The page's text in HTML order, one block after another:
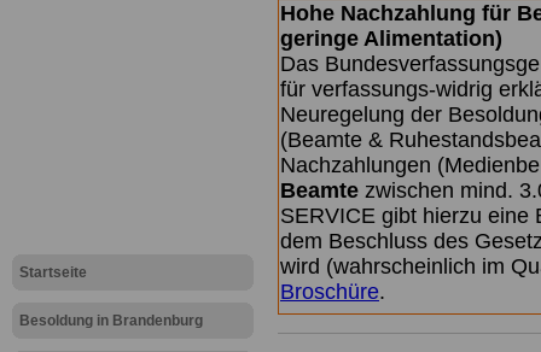
Startseite
Besoldung in Brandenburg
Hohe Nachzahlung für
geringe Alimentation)
Das
für verfassungs-widrig
Neuregelung der
(Beamte &
Nachzahlungen
Beamte zwischen mind.
SERVICE gibt hierzu eine
dem Beschluss des
wird (wahrscheinlich im
Broschüre.